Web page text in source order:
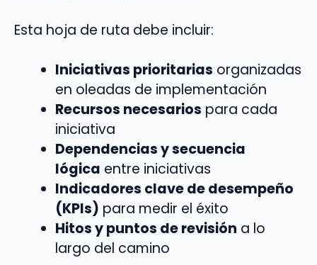
Esta hoja de ruta debe incluir:
Iniciativas prioritarias organizadas
en oleadas de implementación
Recursos necesarios para cada
iniciativa
Dependencias y secuencia
lógica entre iniciativas
Indicadores clave de desempeño
(KPIs) para medir el éxito
Hitos y puntos de revisión a lo
largo del camino